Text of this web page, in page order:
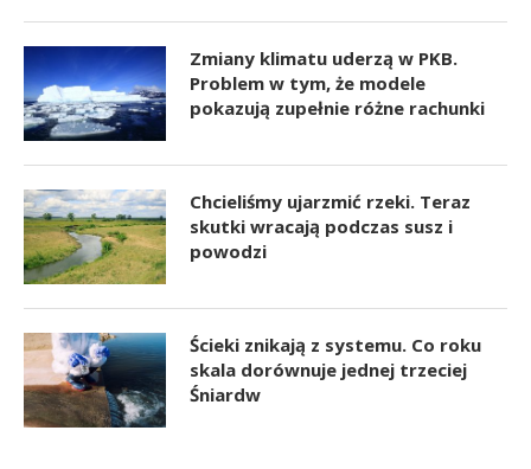
Zmiany klimatu uderzą w PKB.
Problem w tym, że modele
pokazują zupełnie różne rachunki
Chcieliśmy ujarzmić rzeki. Teraz
skutki wracają podczas susz i
powodzi
Ścieki znikają z systemu. Co roku
skala dorównuje jednej trzeciej
Śniardw